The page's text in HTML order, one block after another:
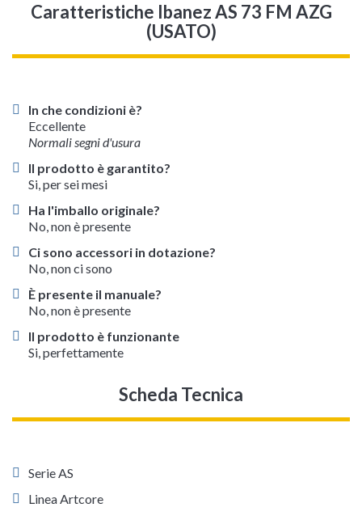
Caratteristiche Ibanez AS 73 FM AZG
(USATO)
In che condizioni è?
Eccellente
Normali segni d'usura
Il prodotto è garantito?
Si, per sei mesi
Ha l'imballo originale?
No, non è presente
Ci sono accessori in dotazione?
No, non ci sono
È presente il manuale?
No, non è presente
Il prodotto è funzionante
Si, perfettamente
Scheda Tecnica
Serie AS
Linea Artcore